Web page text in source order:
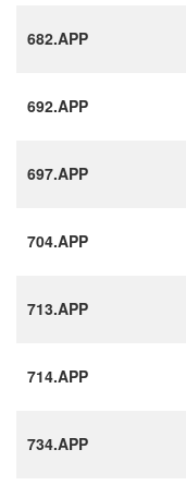
682.APP
692.APP
697.APP
704.APP
713.APP
714.APP
734.APP